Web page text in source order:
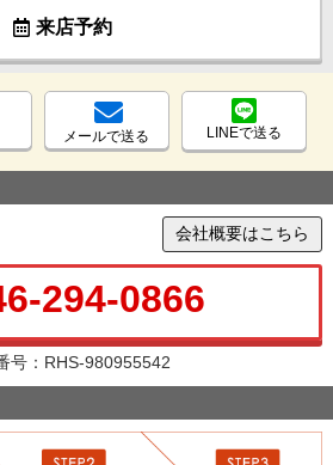
来店予約
メールで送る LINEで送る
会社概要はこちら
294-0866
号：RHS-980955542